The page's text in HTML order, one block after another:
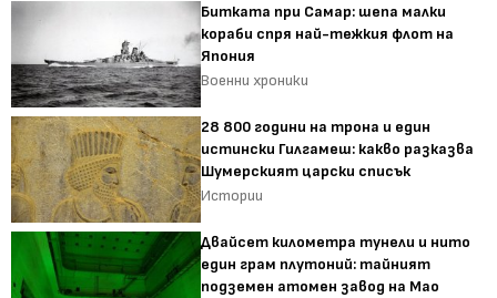
Битката при Самар: шепа малки
кораби спря най-тежкия флот на
Япония
Военни хроники
28 800 години на трона и един
истински Гилгамеш: какво разказва
Шумерският царски списък
Истории
Двайсет километра тунели и нито
един грам плутоний: тайният
подземен атомен завод на Мао